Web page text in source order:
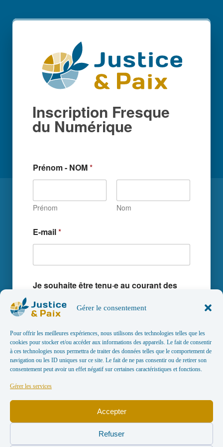
Gérer le consentement
Pour offrir les meilleures expériences, nous utilisons des technologies telles que les
cookies pour stocker et/ou accéder aux informations des appareils. Le fait de consentir
à ces technologies nous permettra de traiter des données telles que le comportement de
navigation ou les ID uniques sur ce site. Le fait de ne pas consentir ou de retirer son
consentement peut avoir un effet négatif sur certaines caractéristiques et fonctions.
Gérer les services
Accepter
Refuser
Inscription Fresque
du Numérique
Prénom - NOM*
Prénom Nom
E-mail*
Je souhaite être tenu·e au courant des
Oui, restons en contact !
Communication*
En m'inscrivant, je réserve une des 15
places disponibles pour cette activité et
m'engage à prévenir l'organisateur de
mon absence au plus tôt, afin que ma
personne.